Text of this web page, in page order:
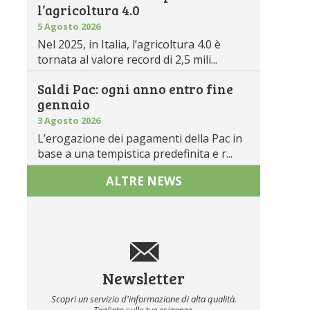
l’agricoltura 4.0
5 Agosto 2026
Nel 2025, in Italia, l’agricoltura 4.0 è
tornata al valore record di 2,5 mili...
Saldi Pac: ogni anno entro fine
gennaio
3 Agosto 2026
L’erogazione dei pagamenti della Pac in
base a una tempistica predefinita e r...
ALTRE NEWS
Newsletter
Scopri un servizio d'informazione di alta qualità.